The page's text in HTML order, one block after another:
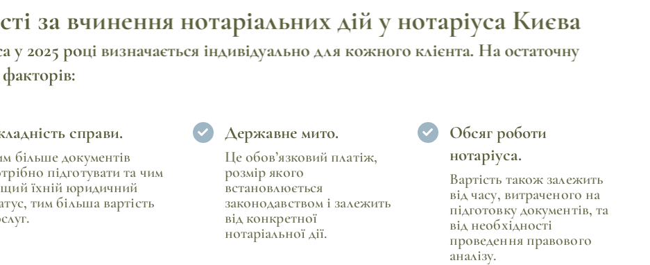
за вчинення нотаріальних дій у нотаріуса Києва
у 2025 році визначається індивідуально для кожного клієнта. На остаточну
справи.
більше документів
підготувати та чим
їхній юридичний
тим більша вартість
Державне мито.
Це обов’язковий платіж,
розмір якого
встановлюється
законодавством і залежить
від конкретної
нотаріальної дії.
Обсяг роботи
нотаріуса.
Вартість також залежить
від часу, витраченого на
підготовку документів, та
від необхідності
проведення правового
аналізу.